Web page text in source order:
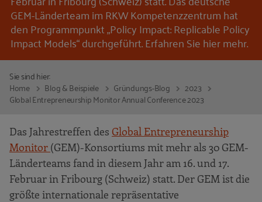
GEM-Länderteam im RKW Kompetenzzentrum hat
den Programmpunkt „Policy Impact: Replicable Policy
Impact Models“ durchgeführt. Erfahren Sie hier mehr.
Sie sind hier:
Home
Blog & Beispiele Gründungs-Blog
2023
Global Entrepreneurship Monitor Annual Conference 2023
Das Jahrestreffen des Global Entrepreneurship
Monitor (GEM)-Konsortiums mit mehr als 30 GEM-
Länderteams fand in diesem Jahr am 16. und 17.
Februar in Fribourg (Schweiz) statt. Der GEM ist die
größte internationale repräsentative